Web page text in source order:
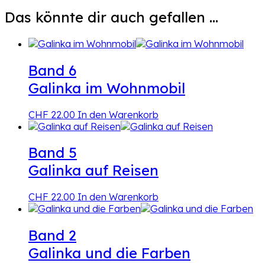
ABC
Menge
Das könnte dir auch gefallen …
Band 6
Galinka im Wohnmobil
CHF 22.00 In den Warenkorb
Band 5
Galinka auf Reisen
CHF 22.00 In den Warenkorb
Band 2
Galinka und die Farben